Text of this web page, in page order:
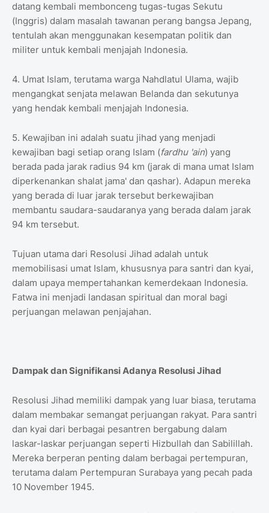
datang kembali membonceng tugas-tugas Sekutu
(Inggris) dalam masalah tawanan perang bangsa Jepang,
tentulah akan menggunakan kesempatan politik dan
militer untuk kembali menjajah Indonesia.
4. Umat Islam, terutama warga Nahdlatul Ulama, wajib
mengangkat senjata melawan Belanda dan sekutunya
yang hendak kembali menjajah Indonesia.
5. Kewajiban ini adalah suatu jihad yang menjadi
kewajiban bagi setiap orang Islam (fardhu 'ain) yang
berada pada jarak radius 94 km (jarak di mana umat Islam
diperkenankan shalat jama' dan qashar). Adapun mereka
yang berada di luar jarak tersebut berkewajiban
membantu saudara-saudaranya yang berada dalam jarak
94 km tersebut.
Tujuan utama dari Resolusi Jihad adalah untuk
memobilisasi umat Islam, khususnya para santri dan kyai,
dalam upaya mempertahankan kemerdekaan Indonesia.
Fatwa ini menjadi landasan spiritual dan moral bagi
perjuangan melawan penjajahan.
Dampak dan Signifikansi Adanya Resolusi Jihad
Resolusi Jihad memiliki dampak yang luar biasa, terutama
dalam membakar semangat perjuangan rakyat. Para santri
dan kyai dari berbagai pesantren bergabung dalam
laskar-laskar perjuangan seperti Hizbullah dan Sabilillah.
Mereka berperan penting dalam berbagai pertempuran,
terutama dalam Pertempuran Surabaya yang pecah pada
10 November 1945.